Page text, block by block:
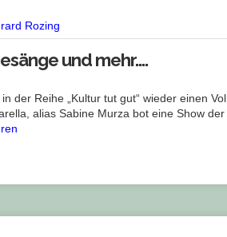
Rozing
und mehr….
der Reihe „Kultur tut gut“ wieder einen
alias Sabine Murza bot eine Show